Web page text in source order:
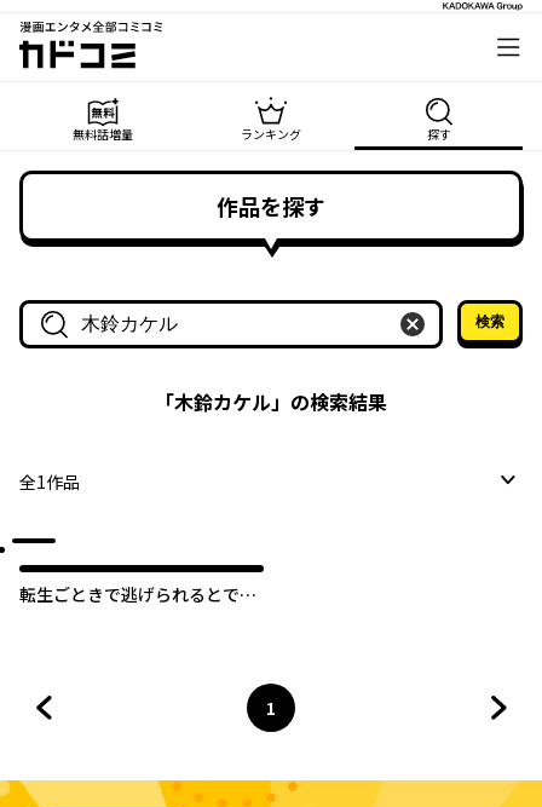
漫画エンタメ全部コミコミ
カドコミ
無料話増量 ランキング 探す
作品を探す
作品名・作家名で探す
検索
「木鈴カケル」の検索結果
全1作品
転生ごときで逃げられるとで
ページ
1
へ